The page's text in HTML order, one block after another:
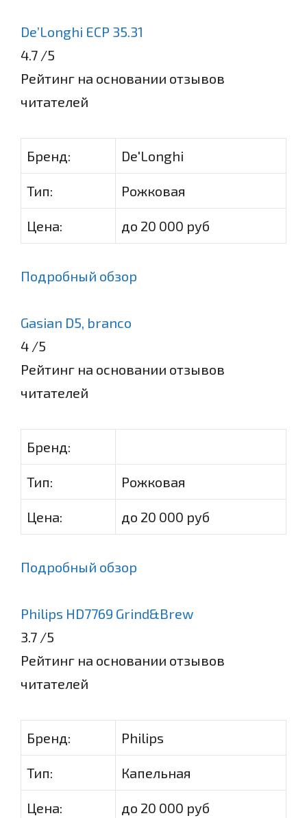
De’Longhi ECP 35.31
4.7 /5
Рейтинг на основании отзывов
читателей
Бренд: De'Longhi
Тип: Рожковая
Цена: до 20 000 руб
Подробный обзор
Gasian D5, branco
4 /5
Рейтинг на основании отзывов
читателей
Бренд:
Тип: Рожковая
Цена: до 20 000 руб
Подробный обзор
Philips HD7769 Grind&Brew
3.7 /5
Рейтинг на основании отзывов
читателей
Бренд: Philips
Тип: Капельная
Цена: до 20 000 руб